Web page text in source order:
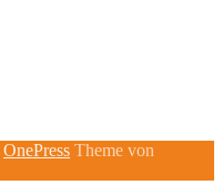
OnePress Theme von